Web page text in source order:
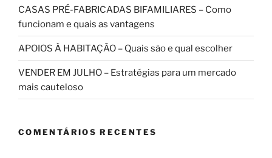
CASAS PRÉ-FABRICADAS BIFAMILIARES – Como
funcionam e quais as vantagens
APOIOS À HABITAÇÃO – Quais são e qual escolher
VENDER EM JULHO – Estratégias para um mercado
mais cauteloso
COMENTÁRIOS RECENTES